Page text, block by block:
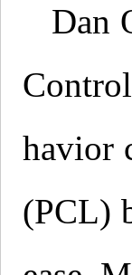
Dan
havior
(PCL)